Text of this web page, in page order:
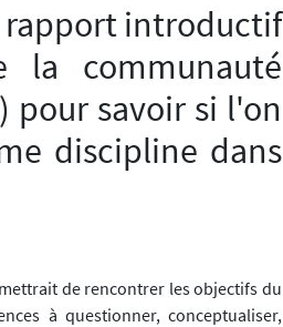
rapport introductif
la communauté
pour savoir si l'on
discipline dans
de rencontrer les objectifs du
à questionner, conceptualiser,